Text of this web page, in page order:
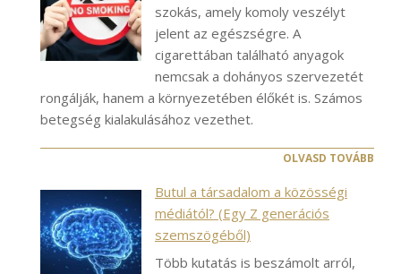
szokás, amely komoly veszélyt
jelent az egészségre. A
cigarettában található anyagok
nemcsak a dohányos szervezetét
rongálják, hanem a környezetében élőkét is. Számos
betegség kialakulásához vezethet.
OLVASD TOVÁBB
Butul a társadalom a közösségi
médiától? (Egy Z generációs
szemszögéből)
Több kutatás is beszámolt arról,